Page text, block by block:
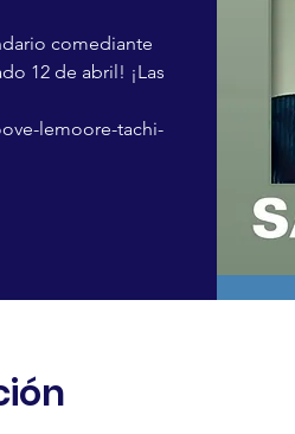
comediante
12 de abril! ¡Las
lemoore-tachi-